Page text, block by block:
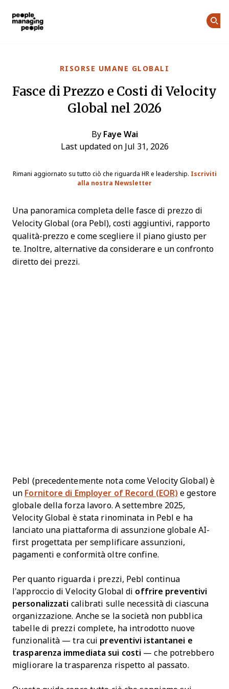
RISORSE UMANE GLOBALI
Fasce di Prezzo e Costi di Velocity
Global nel 2026
By Faye Wai
Last updated on Jul 31, 2026
Rimani aggiornato su tutto ciò che riguarda HR e leadership. Iscriviti
alla nostra Newsletter
Una panoramica completa delle fasce di prezzo di
Velocity Global (ora Pebl), costi aggiuntivi, rapporto
qualità-prezzo e come scegliere il piano giusto per
te. Inoltre, alternative da considerare e un confronto
diretto dei prezzi.
Pebl (precedentemente nota come Velocity Global) è
un Fornitore di Employer of Record (EOR) e gestore
globale della forza lavoro. A settembre 2025,
Velocity Global è stata rinominata in Pebl e ha
lanciato una piattaforma di assunzione globale AI-
first progettata per semplificare assunzioni,
pagamenti e conformità oltre confine.
Per quanto riguarda i prezzi, Pebl continua
l'approccio di Velocity Global di offrire preventivi
personalizzati calibrati sulle necessità di ciascuna
organizzazione. Anche se la società non pubblica
tabelle di prezzi complete, ha introdotto nuove
funzionalità — tra cui preventivi istantanei e
trasparenza immediata sui costi — che potrebbero
migliorare la trasparenza rispetto al passato.